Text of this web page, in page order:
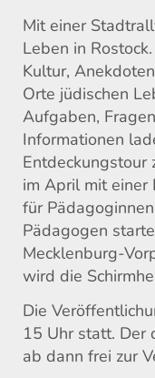
Mit einer
Leben in
Kultur,
Orte jüdischen
Aufgaben,
Informationen
Entdeckungstour
im April mit einer
für
Pädagogen
Mecklenburg-
wird die
Die
15 Uhr statt. Der
ab dann frei zur